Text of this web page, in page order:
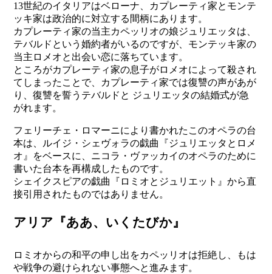
13世紀のイタリアはベローナ、カプレーティ家とモンテ
ッキ家は政治的に対立する間柄にあります。
カプレーティ家の当主カペッリオの娘ジュリエッタは、
テバルドという婚約者がいるのですが、モンテッキ家の
当主ロメオと出会い恋に落ちています。
ところがカプレーティ家の息子がロメオによって殺され
てしまったことで、カプレーティ家では復讐の声があが
り、復讐を誓うテバルドと ジュリエッタの結婚式が急
がれます。
フェリーチェ・ロマーニにより書かれたこのオペラの台
本は、ルイジ・シェヴォラの戯曲『ジュリエッタとロメ
オ』をベースに、ニコラ・ヴァッカイのオペラのために
書いた台本を再構成したものです。
シェイクスピアの戯曲『ロミオとジュリエット』から直
接引用されたものではありません。
アリア『ああ、いくたびか』
ロミオからの和平の申し出をカペッリオは拒絶し、もは
や戦争の避けられない事態へと進みます。